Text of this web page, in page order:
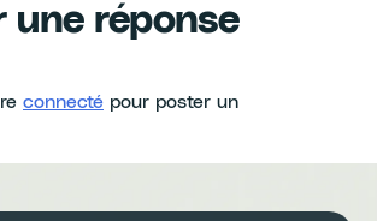
une réponse
connecté pour poster un